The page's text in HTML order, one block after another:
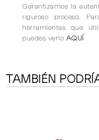
Garantizamos la
riguroso proceso.
herramientas que
puedes verlo AQUÍ
TAMBIÉN